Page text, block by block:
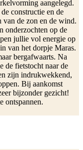
aangelegd.
constructie en de
de zon en de wind.
onderzochten op de
jullie vol energie op
van het dorpje Maras.
bergafwaarts. Na
de fietstocht naar de
zijn indrukwekkend,
Bij aankomst
bijzonder gezicht!
ontspannen.